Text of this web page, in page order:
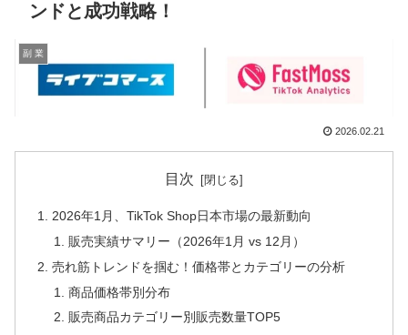
ンドと成功戦略！
副 業
2026.02.21
目次
2026年1月、TikTok Shop日本市場の最新動向
販売実績サマリー（2026年1月 vs 12月）
売れ筋トレンドを掴む！価格帯とカテゴリーの分析
商品価格帯別分布
販売商品カテゴリー別販売数量TOP5